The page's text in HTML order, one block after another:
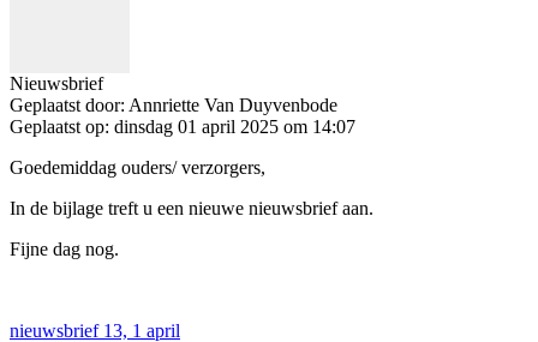
Nieuwsbrief
Geplaatst door: Annriette Van Duyvenbode
Geplaatst op: dinsdag 01 april 2025 om 14:07
Goedemiddag ouders/ verzorgers,
In de bijlage treft u een nieuwe nieuwsbrief aan.
Fijne dag nog.
nieuwsbrief 13, 1 april